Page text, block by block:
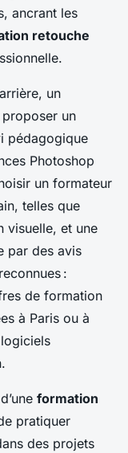
ancrant les
retouche
un
un
pédagogique
Photoshop
un formateur
telles que
visuelle, et une
par des avis
:
de formation
à Paris ou à
formation
pratiquer
des projets